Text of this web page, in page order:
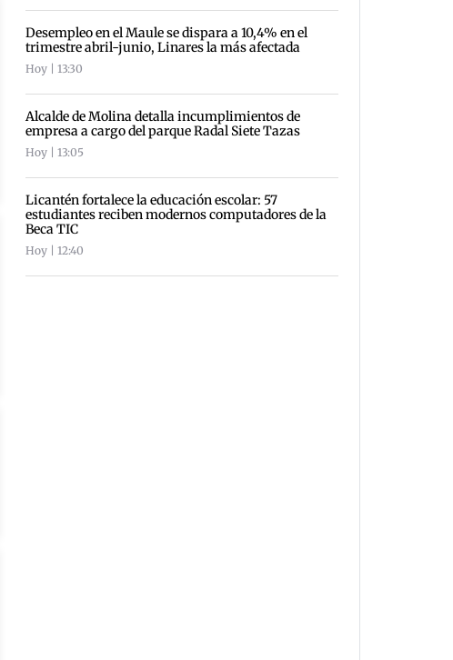
Desempleo en el Maule se dispara a 10,4% en el
trimestre abril-junio, Linares la más afectada
Hoy | 13:30
Alcalde de Molina detalla incumplimientos de
empresa a cargo del parque Radal Siete Tazas
Hoy | 13:05
Licantén fortalece la educación escolar: 57
estudiantes reciben modernos computadores de la
Beca TIC
Hoy | 12:40